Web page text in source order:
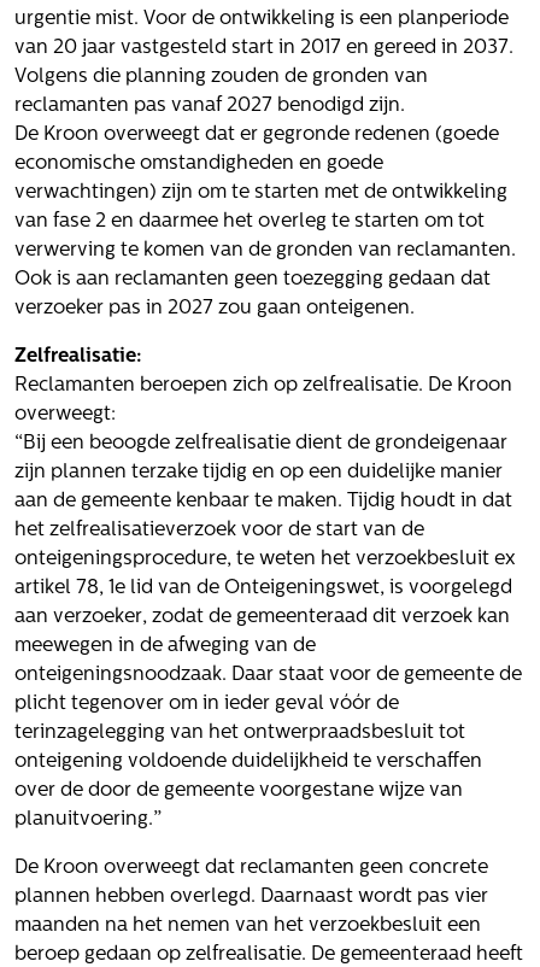
urgentie mist. Voor de ontwikkeling is een planperiode
van 20 jaar vastgesteld start in 2017 en gereed in 2037.
Volgens die planning zouden de gronden van
reclamanten pas vanaf 2027 benodigd zijn.
De Kroon overweegt dat er gegronde redenen (goede
economische omstandigheden en goede
verwachtingen) zijn om te starten met de ontwikkeling
van fase 2 en daarmee het overleg te starten om tot
verwerving te komen van de gronden van reclamanten.
Ook is aan reclamanten geen toezegging gedaan dat
verzoeker pas in 2027 zou gaan onteigenen.
Zelfrealisatie:
Reclamanten beroepen zich op zelfrealisatie. De Kroon
overweegt:
“Bij een beoogde zelfrealisatie dient de grondeigenaar
zijn plannen terzake tijdig en op een duidelijke manier
aan de gemeente kenbaar te maken. Tijdig houdt in dat
het zelfrealisatieverzoek voor de start van de
onteigeningsprocedure, te weten het verzoekbesluit ex
artikel 78, 1e lid van de Onteigeningswet, is voorgelegd
aan verzoeker, zodat de gemeenteraad dit verzoek kan
meewegen in de afweging van de
onteigeningsnoodzaak. Daar staat voor de gemeente de
plicht tegenover om in ieder geval vóór de
terinzagelegging van het ontwerpraadsbesluit tot
onteigening voldoende duidelijkheid te verschaffen
over de door de gemeente voorgestane wijze van
planuitvoering.”
De Kroon overweegt dat reclamanten geen concrete
plannen hebben overlegd. Daarnaast wordt pas vier
maanden na het nemen van het verzoekbesluit een
beroep gedaan op zelfrealisatie. De gemeenteraad heeft